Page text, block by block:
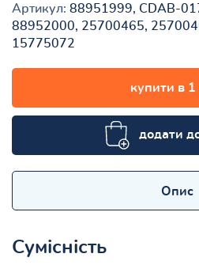
Артикул: 88951999, CDAB-
88952000, 25700465,
15775072
купити в 1
додати
Опис
Сумісність